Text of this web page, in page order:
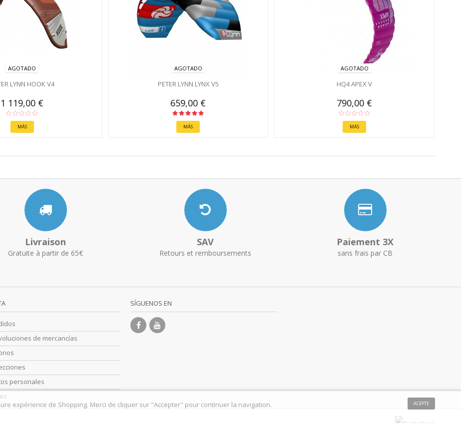
AGOTADO
LYNN HOOK V4
1 119,00 €
MÁS
AGOTADO
PETER LYNN LYNX V5
659,00 €
MÁS
AGOTADO
HQ4 APEX V
790,00 €
MÁS
Livraison
Gratuite à partir de 65€
SAV
Retours et remboursements
Paiement 3X
sans frais par CB
de mercancías
personales
SÍGUENOS EN
ACEPTE
expérience de Shopping. Merci de cliquer sur "Accepter" pour continuer la navigation.